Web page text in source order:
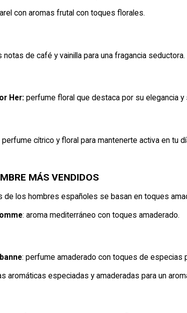
con aromas frutal con toques florales.
notas de café y vainilla para una fragancia seductora.
Her: perfume floral que destaca por su elegancia y
perfume cítrico y floral para mantenerte activa en tu
MÁS VENDIDOS
los hombres españoles se basan en toques
: aroma mediterráneo con toques amaderado.
: perfume amaderado con toques de especias
aromáticas especiadas y amaderadas para un